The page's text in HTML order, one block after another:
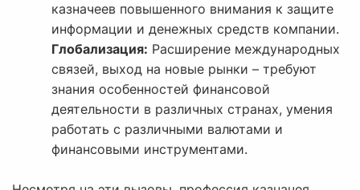
казначеев повышенного внимания к защите
информации и денежных средств компании.
Глобализация: Расширение международных
связей, выход на новые рынки – требуют
знания особенностей финансовой
деятельности в различных странах, умения
работать с различными валютами и
финансовыми инструментами.